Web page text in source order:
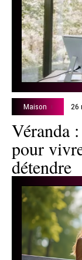
Maison 26
Véranda
pour
détendre